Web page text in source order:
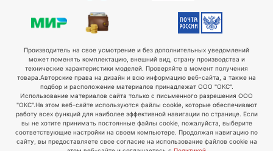
Производитель на свое усмотрение и без дополнительных уведомлений
может поменять комплектацию, внешний вид, страну производства и
технические характеристики моделей. Проверяйте в момент получения
товара. Авторские права на дизайн и всю информацию веб-сайта, а также на
подбор и расположение материалов принадлежат ООО "ОКС".
Использование материалов сайта только с письменного разрешения ООО
"ОКС".На этом веб-сайте используются файлы cookie, которые обеспечивают
работу всех функций для наиболее эффективной навигации по странице. Если
вы не хотите принимать постоянные файлы cookie, пожалуйста, выберите
соответствующие настройки на своем компьютере. Продолжая навигацию по
сайту, вы предоставляете свое согласие на использование файлов cookie на